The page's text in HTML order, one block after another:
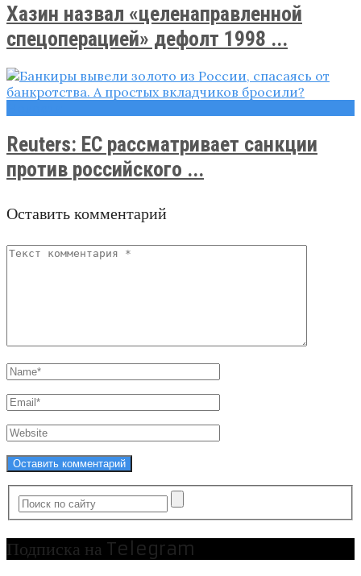
Хазин назвал «целенаправленной
спецоперацией» дефолт 1998 ...
Reuters: ЕС рассматривает санкции
против российского ...
Оставить комментарий
Подписка на Telegram